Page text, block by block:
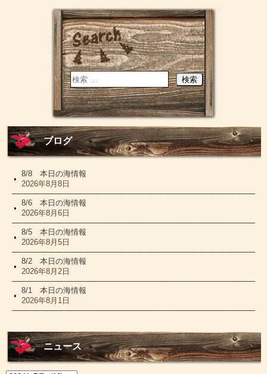
ブログ
8/8 本日の海情報
2026年8月8日
8/6 本日の海情報
2026年8月6日
8/5 本日の海情報
2026年8月5日
8/2 本日の海情報
2026年8月2日
8/1 本日の海情報
2026年8月1日
ニュース